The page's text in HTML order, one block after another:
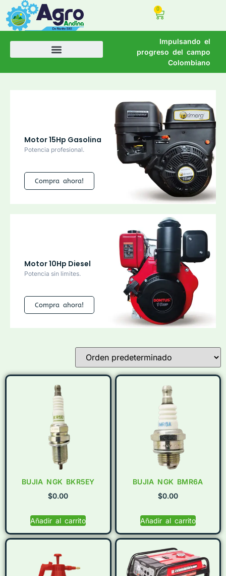
0
Impulsando el
progreso del campo
Colombiano
Motor 15Hp Gasolina
Potencia profesional.
Compra ahora!
Motor 10Hp Diesel
Potencia sin limites.
Compra ahora!
BUJIA NGK BKR5EY
$0.00
Añadir al carrito
BUJIA NGK BMR6A
$0.00
Añadir al carrito